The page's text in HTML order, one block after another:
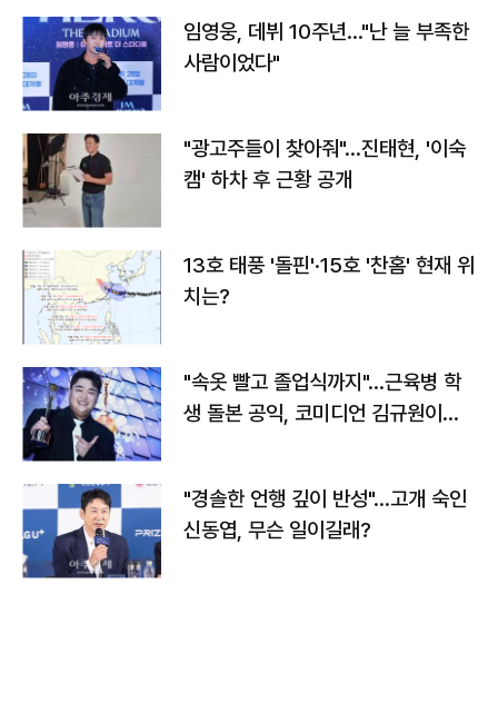
임영웅, 데뷔 10주년…"난 늘 부족한
사람이었다"
"광고주들이 찾아줘"…진태현, '이숙
캠' 하차 후 근황 공개
13호 태풍 '돌핀'·15호 '찬홈' 현재 위
치는?
"속옷 빨고 졸업식까지"…근육병 학
생 돌본 공익, 코미디언 김규원이었
"경솔한 언행 깊이 반성"…고개 숙인
신동엽, 무슨 일이길래?